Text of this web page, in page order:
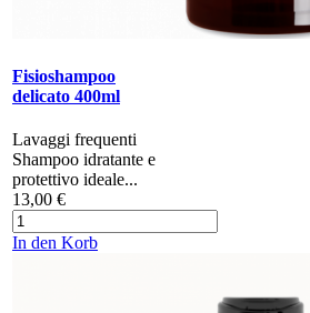
Fisioshampoo
delicato 400ml
Lavaggi frequenti ​
Shampoo idratante e
protettivo ideale...
13,00 €
In den Korb